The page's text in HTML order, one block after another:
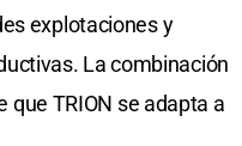
explotaciones y
La combinación
TRION se adapta a